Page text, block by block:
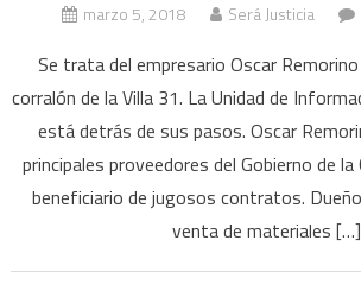
marzo 5, 2018 Será Justicia
Se trata del empresario Oscar
corralón de la Villa 31. La Unidad de
está detrás de sus pasos. Oscar
principales proveedores del Gobierno de la
beneficiario de jugosos contratos.
venta de materiales […]